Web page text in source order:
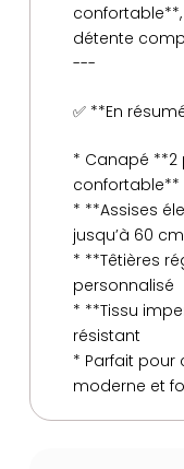
détente
---
✅ **En
* Canapé **2
confortable**
* **Assises
jusqu’à 60
* **Têtières
personnalisé
* **Tissu
résistant
* Parfait pour
moderne et